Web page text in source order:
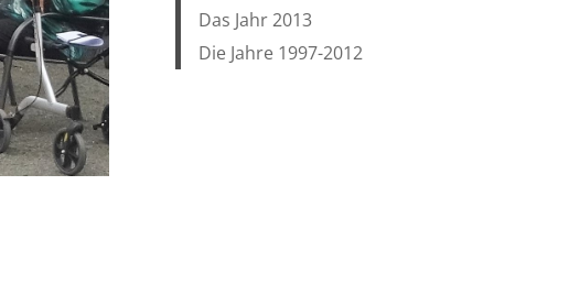
Das Jahr 2013
Die Jahre 1997-2012